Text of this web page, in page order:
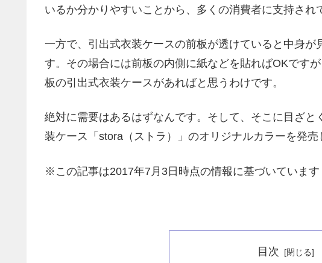
いるか分かりやすいことから、多くの消費者に支持され
一方で、引出式衣装ケースの前板が透けていると中身が
す。その場合には前板の内側に紙などを貼ればOKです
板の引出式衣装ケースがあればと思うわけです。
絶対に需要はあるはずなんです。そして、そこに目ざ
装ケース「stora（ストラ）」のオリジナルカラーを発売
※この記事は2017年7月3日時点の情報に基づいています
目次